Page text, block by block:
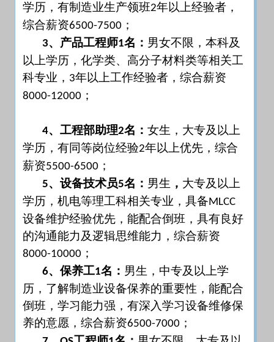
学历，有制造业生产领班2年以上经验者，
综合薪资6500-7500 ；
3、产品工程师1名： 男女不限，本科及
以上学历，化学类、高分子材料类等相关工
科专业， 3年以上工作经验者，综合薪资
8000-12000 ；
4、工程部助理2名： 女生，大专及以上
学历，有同等岗位经验2年以上优先，综合
薪资5500-6500 ；
5、设备技术员5名： 男生 ， 大专及以上
学历，机电等理工科相关专业，具备MLCC
设备维护经验优先，能配合倒班，具有良好
的沟通能力及逻辑思维能力，综合薪资
8000-10000 ；
6、保养工1名： 男生，中专及以上学
历，了解制造业设备保养的重要性，能配合
倒班，学习能力强，有深入学习设备维修保
养的意愿，综合薪资6500-7000 ；